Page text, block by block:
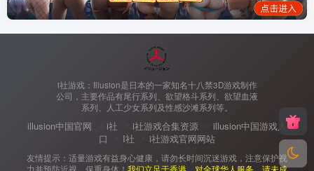
i社游戏：Illusion是日本的一家知名十八禁3D游戏制作
公司，主要作品有尾行系列、欲望格斗系列、欲望血液
系列、人工少女系列及性感沙滩系列等。
illusion中国官网 i社 i社游戏合集资源
illusion中国游戏入
口
I社 i社游戏官网网站
友情提示：适量游戏有益身心健康，请勿长时间沉迷游戏，注意保护视
力并预防近视，保重身体！ 我们立足于香港，对全球华人服务，请未成